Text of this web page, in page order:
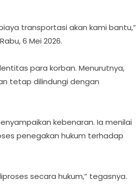
transportasi akan kami bantu,”
6 Mei 2026.
para korban. Menurutnya,
tetap dilindungi dengan
kebenaran. Ia menilai
penegakan hukum terhadap
secara hukum,” tegasnya.